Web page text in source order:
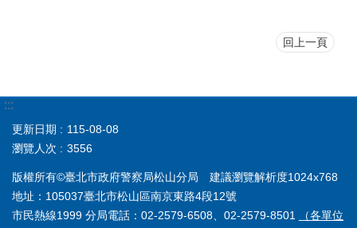
回上一頁
:::
更新日期
115-08-08
瀏覽人次
3556
版權所有©臺北市政府警察局松山分局 建議瀏覽解析度1024x768
地址：105037臺北市松山區南京東路4段12號
市民熱線1999 分局電話：02-2579-6508、02-2579-8501
（各單位